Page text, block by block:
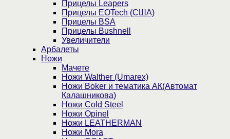
Прицелы Leapers
Прицелы EOTech (США)
Прицелы BSA
Прицелы Bushnell
Увеличители
Арбалеты
Ножи
Мачете
Ножи Walther (Umarex)
Ножи Boker и тематика АК(Автомат
Калашникова)
Ножи Cold Steel
Ножи Opinel
Ножи LEATHERMAN
Ножи Mora